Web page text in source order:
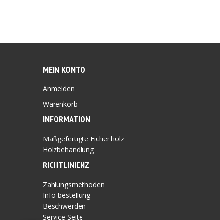
MEIN KONTO
Anmelden
Warenkorb
INFORMATION
Maßgefertigte Eichenholz
Holzbehandlung
RICHTLINIENZ
Zahlungsmethoden
Info-bestellung
Beschwerden
Service Seite